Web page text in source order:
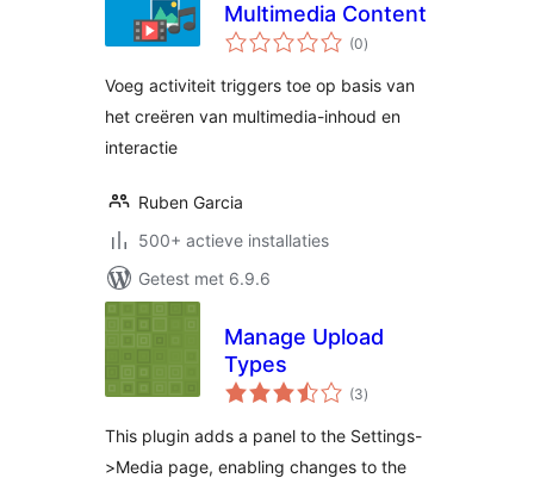
Multimedia Content
(0totaal
waarderingen
)
Voeg activiteit triggers toe op basis van
het creëren van multimedia-inhoud en
interactie
Ruben Garcia
500+ actieve installaties
Getest met 6.9.6
Manage Upload
Types
(3totaal
waarderingen
)
This plugin adds a panel to the Settings-
>Media page, enabling changes to the